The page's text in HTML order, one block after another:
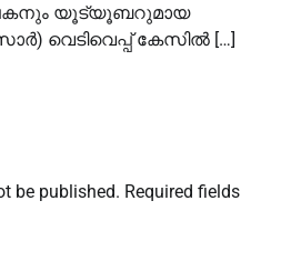
യൂട്യൂബറുമായ
വെടിവെപ്പ് കേസില്‍ […]
be published. Required fields